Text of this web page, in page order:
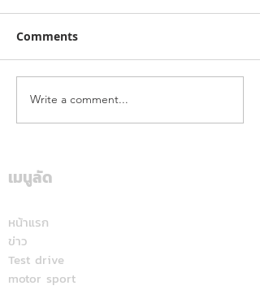
คาลเท็กซ์ ได้รับการรับรอง
หัวจ่ายเชื้อเพลิงมาตรฐาน
การบริการ ตอกย้ำความ
Comments
Write a comment...
เมนูลัด
หน้าแรก
ข่าว
Test drive
motor sport